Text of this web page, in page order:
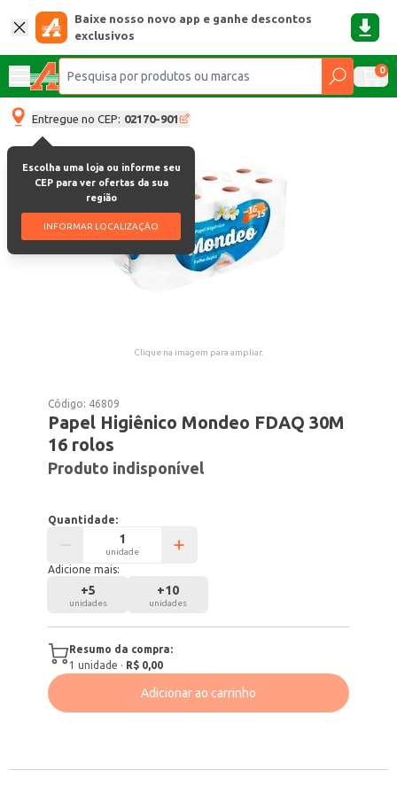
Baixe nosso novo app e ganhe descontos
exclusivos
0
Entregue no CEP: 02170-901
Escolha uma loja ou informe seu
CEP para ver ofertas da sua
região
INFORMAR LOCALIZAÇÃO
Clique na imagem para ampliar.
Código: 46809
Papel Higiênico Mondeo FDAQ 30M
16 rolos
Produto indisponível
Quantidade:
unidade
Adicione mais:
+5
unidades
+10
unidades
Resumo da compra:
1 unidade · R$ 0,00
Adicionar ao carrinho